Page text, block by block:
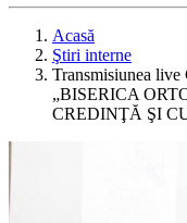
Acasă
Ştiri interne
Transmisiunea
„BISERICA
CREDINŢĂ ŞI